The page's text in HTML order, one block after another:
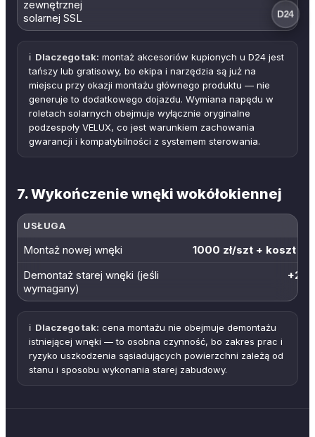
zewnętrznej
solarnej SSL
ℹ️ Dlaczego tak: montaż akcesoriów kupionych u D24 jest
tańszy lub gratisowy, bo ekipa i narzędzia są już na
miejscu przy okazji montażu głównego produktu — nie
generuje to dodatkowego dojazdu. Wymiana napędu w
roletach solarnych obejmuje wyłącznie oryginalne
podzespoły VELUX, co jest warunkiem zachowania
gwarancji i kompatybilności z systemem sterowania.
7. Wykończenie wnęki wokółokiennej
USŁUGA
Montaż nowej wnęki
1000 zł/szt + koszt
Demontaż starej wnęki (jeśli
wymagany)
ℹ️ Dlaczego tak: cena montażu nie obejmuje demontażu
istniejącej wnęki — to osobna czynność, bo zakres prac i
ryzyko uszkodzenia sąsiadujących powierzchni zależą od
stanu i sposobu wykonania starej zabudowy.
D24